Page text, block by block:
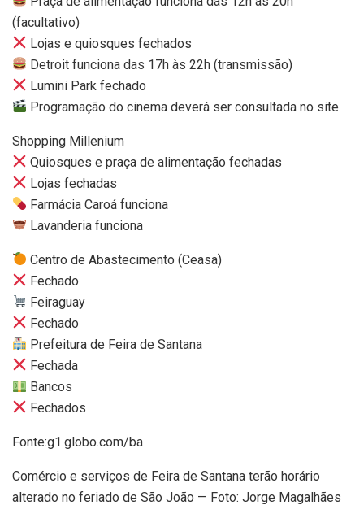
(facultativo)
Lojas e quiosques fechados
Detroit funciona das 17h às 22h (transmissão)
Lumini Park fechado
Programação do cinema deverá ser consultada no site
Shopping Millenium
Quiosques e praça de alimentação fechadas
Lojas fechadas
Farmácia Caroá funciona
Lavanderia funciona
Centro de Abastecimento (Ceasa)
Fechado
Feiraguay
Fechado
Prefeitura de Feira de Santana
Fechada
Bancos
Fechados
Fonte:g1.globo.com/ba
Comércio e serviços de Feira de Santana terão horário
alterado no feriado de São João — Foto: Jorge Magalhães